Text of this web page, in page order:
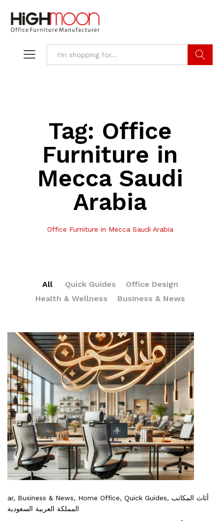
Tag: Office
Furniture in
Mecca Saudi
Arabia
Office Furniture in Mecca Saudi Arabia
All Quick Guides
Office Design
Health & Wellness
Business & News
ar, Business & News, Home Office, Quick Guides, أثاث المكاتب
المملكة العربية السعودية